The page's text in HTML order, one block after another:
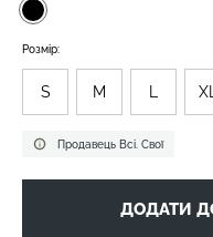
Продавець Всі. Свої
Розмір:
S M L
ДОДАТИ